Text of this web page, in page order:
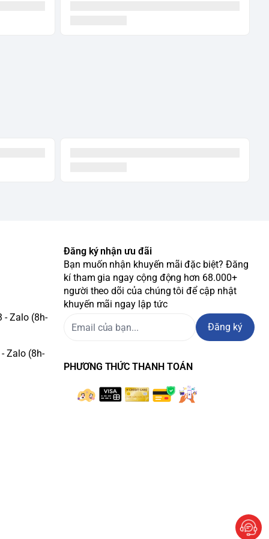
- Zalo (8h-
Zalo (8h-
Đăng ký nhận ưu đãi
Bạn muốn nhận khuyến mãi đặc biệt? Đăng
kí tham gia ngay cộng động hơn 68.000+
người theo dõi của chúng tôi để cập nhật
khuyến mãi ngay lập tức
Đăng ký
PHƯƠNG THỨC THANH TOÁN